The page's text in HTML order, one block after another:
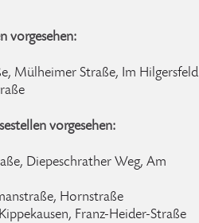
vorgesehen:
Mülheimer Straße, Im Hilgersfeld
vorgesehen:
Diepeschrather Weg, Am
Hornstraße
Franz-Heider-Straße